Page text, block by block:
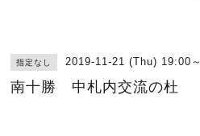
指定なし 2019-11-21 (Thu) 19:00～
南十勝 中札内交流の杜